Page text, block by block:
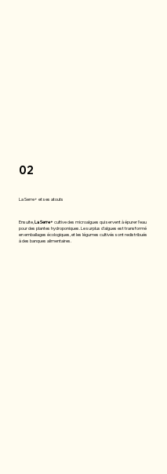
02
La Serre+ et ses atouts
Ensuite,La Serre+ cultive des microalgues qui servent à épurer l’eau
pour des plantes hydroponiques. Le surplus d’algues est transformé
en emballages écologiques, et les légumes cultivés sont redistribués
à des banques alimentaires.